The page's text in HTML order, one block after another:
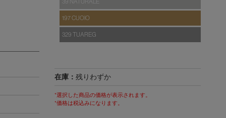
39 NATURALE
197 CUOIO
329 TUAREG
在庫： 残りわずか
*選択した商品の価格が表示されます。
*価格は税込みになります。